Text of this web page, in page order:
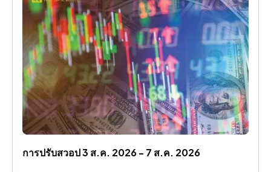
การปรับสวอป 3 ส.ค. 2026 - 7 ส.ค. 2026